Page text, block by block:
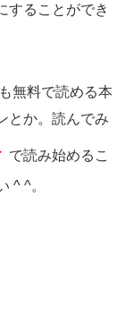
することができ
無料で読める本
とか。読んでみ
で読み始めるこ
^ ^。